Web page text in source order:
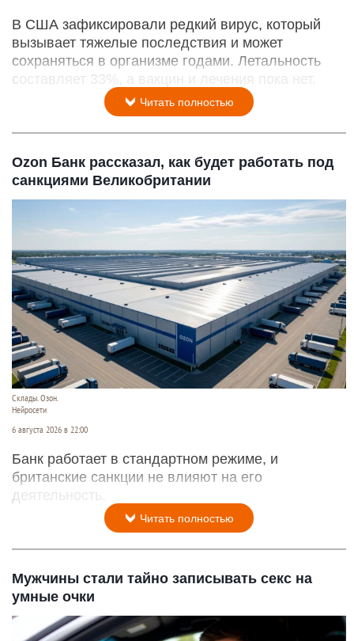
В США зафиксировали редкий вирус, который
вызывает тяжелые последствия и может
сохраняться в организме годами. Летальность
составляет 33%, а вакцин и лечения пока нет.
Читать полностью
Ozon Банк рассказал, как будет работать под
санкциями Великобритании
Склады. Озон.
Нейросети
6 августа 2026 в 22:00
Банк работает в стандартном режиме, и
британские санкции не влияют на его
деятельность.
Читать полностью
Мужчины стали тайно записывать секс на
умные очки